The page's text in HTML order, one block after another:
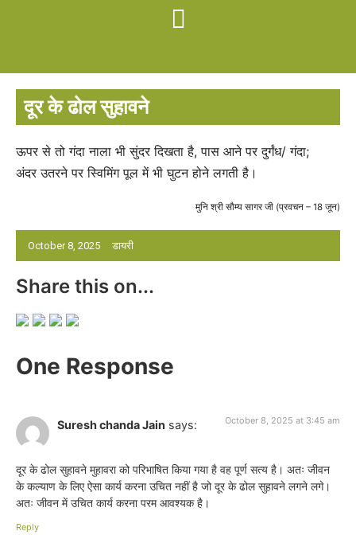
दूर के ढोल सुहावने
October 8, 2025 डायरी
ऊपर से तो गंदा नाला भी सुंदर दिखता है, पास आने पर दुर्गंध/ गंदा;
अंदर उतरने पर स्विमिंग पूल में भी घुटन होने लगती है।
मुनि श्री सौम्य सागर जी (प्रवचन – 18 जून)
Share this on...
One Response
Suresh chanda Jain says: October 8, 2025 at 3:45 am
दूर के ढोल सुहावने मुहावरा को परिभाषित किया गया है वह पूर्ण सत्य है। अतः जीवन
के कल्याण के लिए ऐसा कार्य करना उचित नहीं है जो दूर के ढोल सुहावने लगने लगे।
अतः जीवन में उचित कार्य करना परम आवश्यक है।
Reply